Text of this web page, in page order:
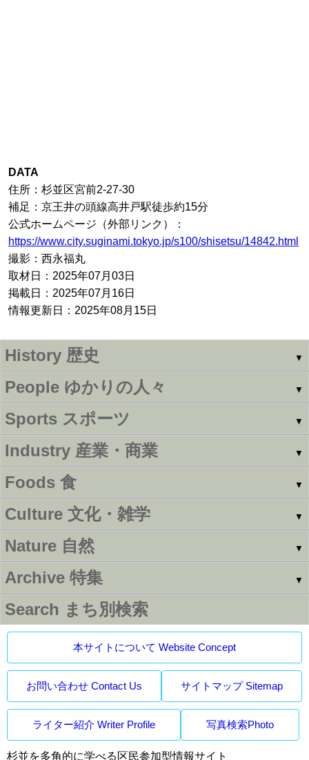
DATA
住所：杉並区宮前2-27-30
補足：京王井の頭線高井戸駅徒歩約15分
公式ホームページ（外部リンク）：
https://www.city.suginami.tokyo.jp/s100/shisetsu/14842.html
撮影：西永福丸
取材日：2025年07月03日
掲載日：2025年07月16日
情報更新日：2025年08月15日
History 歴史 ▼
People ゆかりの人々 ▼
Sports スポーツ ▼
Industry 産業・商業 ▼
Foods 食 ▼
Culture 文化・雑学 ▼
Nature 自然 ▼
Archive 特集 ▼
Search まち別検索
本サイトについて Website Concept
お問い合わせ Contact Us サイトマップ Sitemap
ライター紹介 Writer Profile 写真検索Photo
杉並を多角的に学べる区民参加型情報サイト